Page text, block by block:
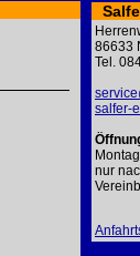
86633
Tel.
salfer-
nur